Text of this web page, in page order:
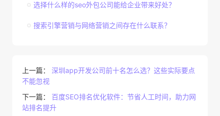
选择什么样的seo外包公司能给企业带来好处？
搜索引擎营销与网络营销之间存在什么联系？
上一篇： 深圳app开发公司前十名怎么选？这些实际要点
不能忽视
下一篇： 百度SEO排名优化软件：节省人工时间，助力网
站排名提升